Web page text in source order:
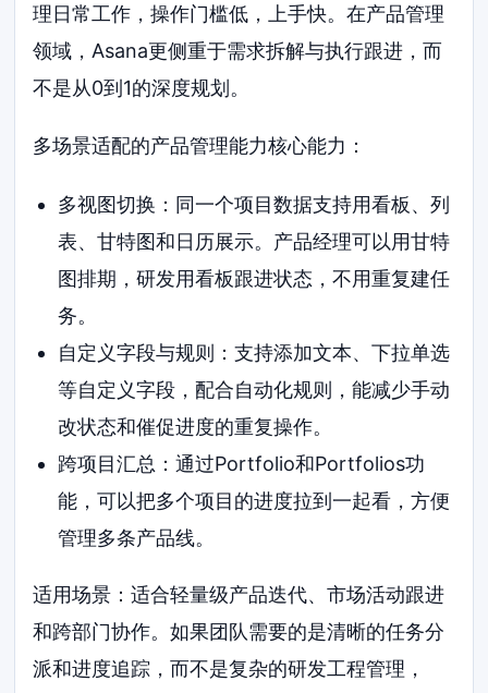
理日常工作，操作门槛低，上手快。在产品管理
领域，Asana更侧重于需求拆解与执行跟进，而
不是从0到1的深度规划。
多场景适配的产品管理能力核心能力：
多视图切换：同一个项目数据支持用看板、列
表、甘特图和日历展示。产品经理可以用甘特
图排期，研发用看板跟进状态，不用重复建任
务。
自定义字段与规则：支持添加文本、下拉单选
等自定义字段，配合自动化规则，能减少手动
改状态和催促进度的重复操作。
跨项目汇总：通过Portfolio和Portfolios功
能，可以把多个项目的进度拉到一起看，方便
管理多条产品线。
适用场景：适合轻量级产品迭代、市场活动跟进
和跨部门协作。如果团队需要的是清晰的任务分
派和进度追踪，而不是复杂的研发工程管理，